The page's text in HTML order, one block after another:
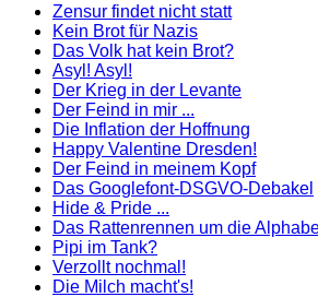
Zensur findet nicht statt
Kein Brot für Nazis
Das Volk hat kein Brot?
Asyl! Asyl!
Der Krieg in der Levante
Der Feind in mir ...
Die Inflation der Hoffnung
Happy Valentine Dresden!
Der Feind in meinem Kopf
Das Googlefont-DSGVO-Debakel
Hide & Pride ...
Das Rattenrennen um die
Pipi im Tank?
Verzollt nochmal!
Die Milch macht's!